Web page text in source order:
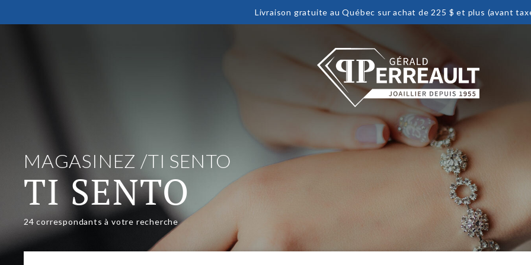
Livraison gratuite au Québec sur achat de 225 $ et plus (avant
MAGASINEZ TI SENTO
TI SENTO
24 correspondants à votre recherche